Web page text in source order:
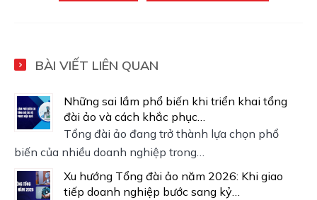
BÀI VIẾT LIÊN QUAN
Những sai lầm phổ biến khi triển khai tổng
đài ảo và cách khắc phục…
Tổng đài ảo đang trở thành lựa chọn phổ
biến của nhiều doanh nghiệp trong…
Xu hướng Tổng đài ảo năm 2026: Khi giao
tiếp doanh nghiệp bước sang kỷ…